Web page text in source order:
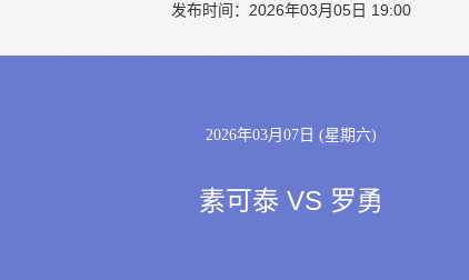
发布时间：2026年03月05日 19:00
2026年03月07日 (星期六)
素可泰 VS 罗勇